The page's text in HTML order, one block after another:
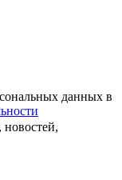
данных в